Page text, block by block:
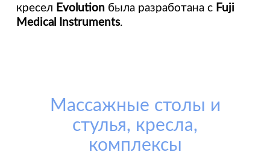
кресел Evolutionбыла разработана сFuji
Medical Instruments.
Массажные столы и
стулья, кресла,
комплексы